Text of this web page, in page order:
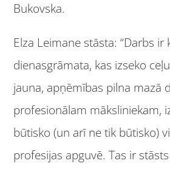
Bukovska.
Elza Leimane stāsta: “Darbs ir
dienasgrāmata, kas izseko
jauna, apņēmības pilna mazā
profesionālam māksliniekam,
būtisko (un arī ne tik būtisko)
profesijas apguvē. Tas ir